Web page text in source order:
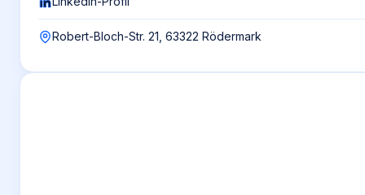
Robert-Bloch-Str. 21, 63322 Rödermark